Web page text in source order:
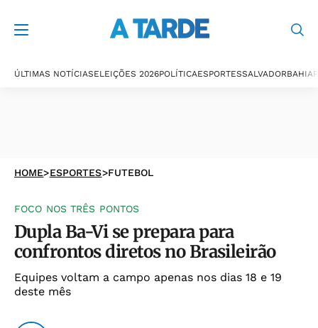
ÚLTIMAS NOTÍCIASELEIÇÕES 2026POLÍTICAESPORTESSALVADORBAHIA
HOME>ESPORTES>FUTEBOL
FOCO NOS TRÊS PONTOS
Dupla Ba-Vi se prepara para
confrontos diretos no Brasileirão
Equipes voltam a campo apenas nos dias 18 e 19
deste mês